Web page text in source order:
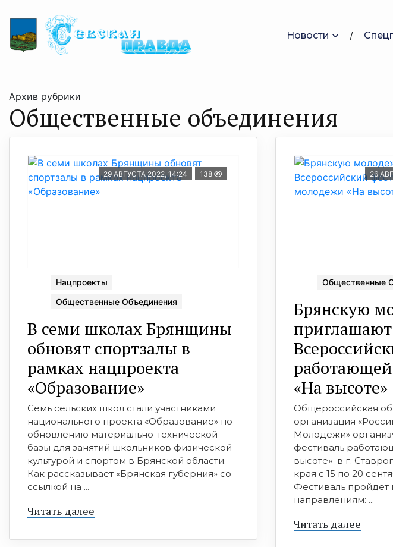
Новости
Архив рубрики
Общественные объединения
29 АВГУСТА 2022, 14:24 138
Нацпроекты
Общественные Объединения
В семи школах Брянщины
обновят спортзалы в
рамках нацпроекта
«Образование»
Семь сельских школ стали участниками
национального проекта «Образование» по
обновлению материально-технической
базы для занятий школьников физической
культурой и спортом в Брянской области.
Как рассказывает «Брянская губерния» со
ссылкой на ...
Читать далее
26
Общественные
Брянскую
«На высоте»
Общероссийская
организация
Молодежи»
фестиваль
высоте» в г.
края с 15 по 20
Фестиваль пройдет
направлениям: ...
Читать далее